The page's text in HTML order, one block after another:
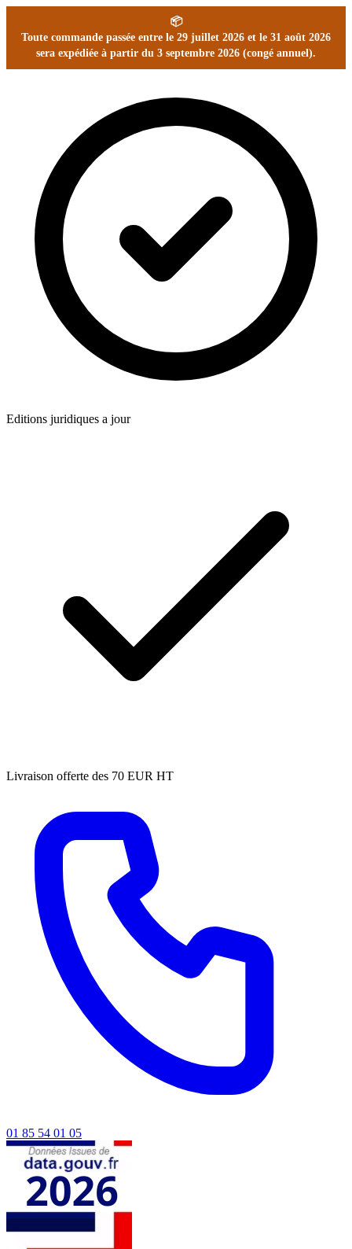
📦
Toute commande passée entre le 29 juillet 2026 et le 31 août 2026
sera expédiée à partir du 3 septembre 2026 (congé annuel).
Editions juridiques a jour
Livraison offerte des 70 EUR HT
01 85 54 01 05